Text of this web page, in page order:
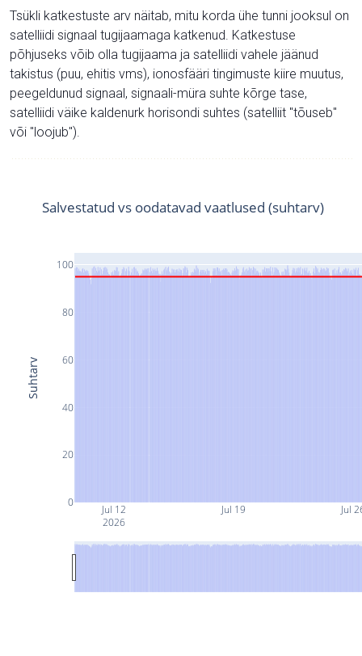
Tsükli katkestuste arv näitab, mitu korda ühe tunni jooksul on
satelliidi signaal tugijaamaga katkenud. Katkestuse
põhjuseks võib olla tugijaama ja satelliidi vahele jäänud
takistus (puu, ehitis vms), ionosfääri tingimuste kiire muutus,
peegeldunud signaal, signaali-müra suhte kõrge tase,
satelliidi väike kaldenurk horisondi suhtes (satelliit "tõuseb"
või "loojub").
Jul 12
2026
Jul 19 Jul
0
20
40
60
80
100
Salvestatud vs oodatavad vaatlused (suhtarv)
Suhtarv